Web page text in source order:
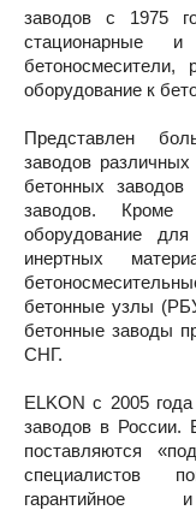
заводов с 1975
стационарные
бетоносмесители,
оборудование к
Представлен
заводов
бетонных
заводов. Кроме
оборудование
инертных
бетонные узлы
бетонные заводы
СНГ.
ELKON с 2005
заводов в России.
поставляются
специалистов
гарантийное